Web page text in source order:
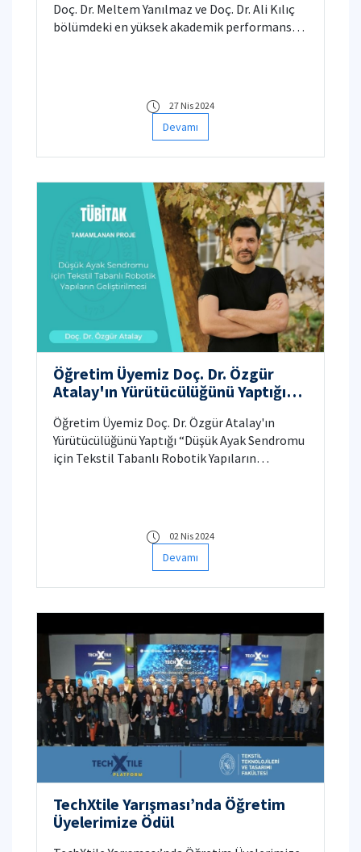
Doç. Dr. Meltem Yanılmaz ve Doç. Dr. Ali Kılıç
bölümdeki en yüksek akademik performans
akademisyenler olarak ödüllerini aldılar.
Fakültemiz araştırma görevlileri Janset
Öztemur ve Suzan Özdemir ise bölüm içinde
27 Nis 2024
Devamı
Öğretim Üyemiz Doç. Dr. Özgür
Atalay'ın Yürütücülüğünü Yaptığı
Tabanlı Robotik Yapıların
Geliştirilmesi” Başlıklı TÜBİTAK
Projesi Başarıyla Tamamlandı.
Öğretim Üyemiz Doç. Dr. Özgür Atalay'ın
Yürütücülüğünü Yaptığı “Düşük Ayak Sendromu
için Tekstil Tabanlı Robotik Yapıların
02 Nis 2024
Devamı
TechXtile Yarışması’nda Öğretim
Üyelerimize Ödül